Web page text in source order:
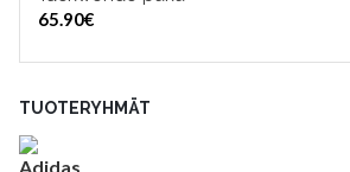
65.90€
TUOTERYHMÄT